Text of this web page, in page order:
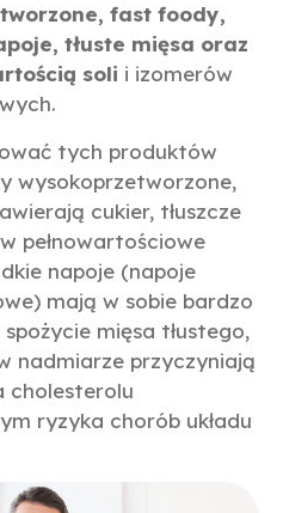
fast foody,
tłuste mięsa oraz
soli i izomerów
tych produktów
wysokoprzetworzone,
cukier, tłuszcze
pełnowartościowe
napoje (napoje
mają w sobie bardzo
mięsa tłustego,
nadmiarze przyczyniają
cholesterolu
ryzyka chorób układu